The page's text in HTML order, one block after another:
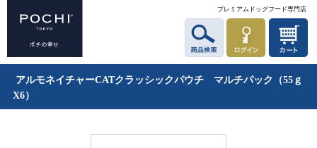
プレミアムドッグフード専門店
アルモネイチャーCATクラッシックパウチ マルチパック（55ｇ
X6）